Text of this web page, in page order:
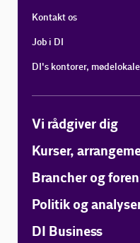
Kontakt os
Job i DI
DI's kontorer,
Vi rådgiver dig
Kurser,
Brancher og
Politik og
DI Business